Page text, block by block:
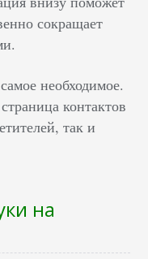
сокращает
необходимое.
контактов
так и
на